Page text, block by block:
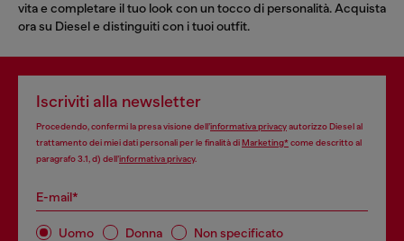
vita e completare il tuo look con un tocco di personalità. Acquista
ora su Diesel e distinguiti con i tuoi outfit.
Iscriviti alla newsletter
Procedendo, confermi la presa visione dell’informativa privacyautorizzo Diesel al
trattamento dei miei dati personali per le finalità diMarketing*come descritto al
paragrafo 3.1, d) dell’informativa privacy.
E-mail*
Uomo Donna Non specificato